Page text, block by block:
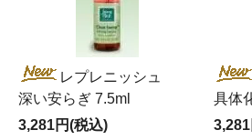
レプレニッシュ
深い安らぎ 7.5ml
3,281円(税込)
具体